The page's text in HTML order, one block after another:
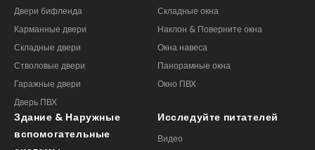
Двери бифленда
Карманные двери
Складные двери
Стволовые двери
Гаражные двери
Дверь ПВХ
Складные окна
Наклон & Поверните окна
Окна навеса
Панорамные окна
Окно ПВХ
Здание & Наружные
вспомогательные
Исследуйте питателей
Видео